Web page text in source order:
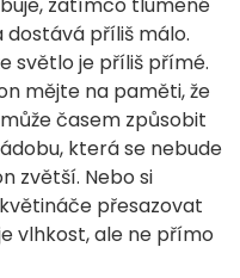
dostává příliš málo.
světlo je příliš přímé.
mějte na paměti, že
časem způsobit
která se nebude
zvětší. Nebo si
přesazovat
vlhkost, ale ne přímo